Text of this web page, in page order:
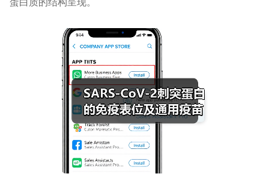
蛋白质的结构呈现。